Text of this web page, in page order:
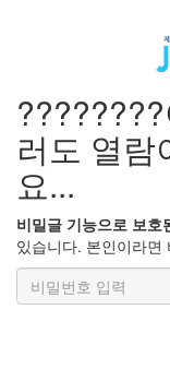
러도 열람
요...
비밀글 기능으로 보호
있습니다. 본인이라면